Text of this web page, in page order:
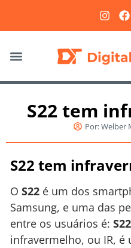
S22 tem
Por:Welber
S22 tem
O S22 é um dos
Samsung, e uma das
entre os usuários é:
infravermelho, ou IR, é